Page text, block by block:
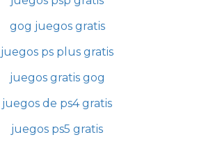
gog juegos gratis
juegos ps plus gratis
juegos gratis gog
juegos de ps4 gratis
juegos ps5 gratis